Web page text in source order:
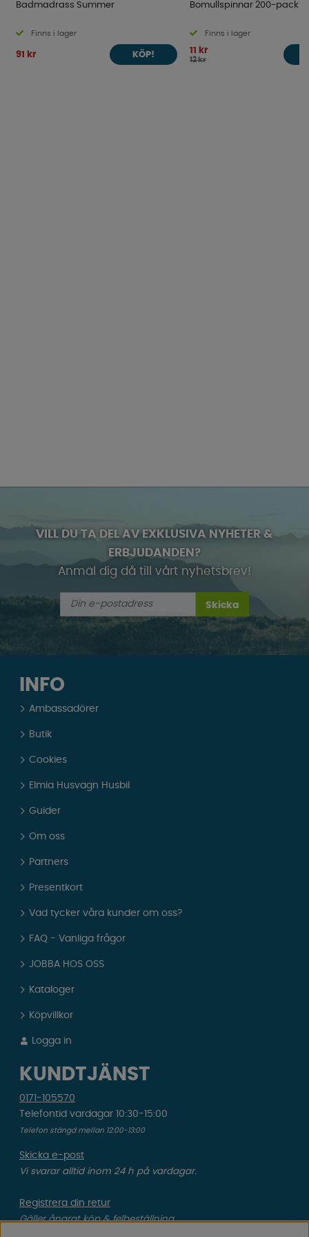
Badmadrass Summer
Finns i lager
91 kr KÖP!
Bomullspinnar 200-pack
Finns i lager
11 kr
12 kr
VILL DU TA DEL AV EXKLUSIVA NYHETER &
ERBJUDANDEN?
Anmäl dig då till vårt nyhetsbrev!
Skicka
INFO
Ambassadörer
Butik
Cookies
Elmia Husvagn Husbil
Guider
Om oss
Partners
Presentkort
Vad tycker våra kunder om oss?
FAQ - Vanliga frågor
JOBBA HOS OSS
Kataloger
Köpvillkor
Logga in
KUNDTJÄNST
0171-105570
Telefontid vardagar 10:30-15:00
Telefon stängd mellan 12:00-13:00
Skicka e-post
Vi svarar alltid inom 24 h på vardagar.
Registrera din retur
Gäller ångrat köp & felbeställning.